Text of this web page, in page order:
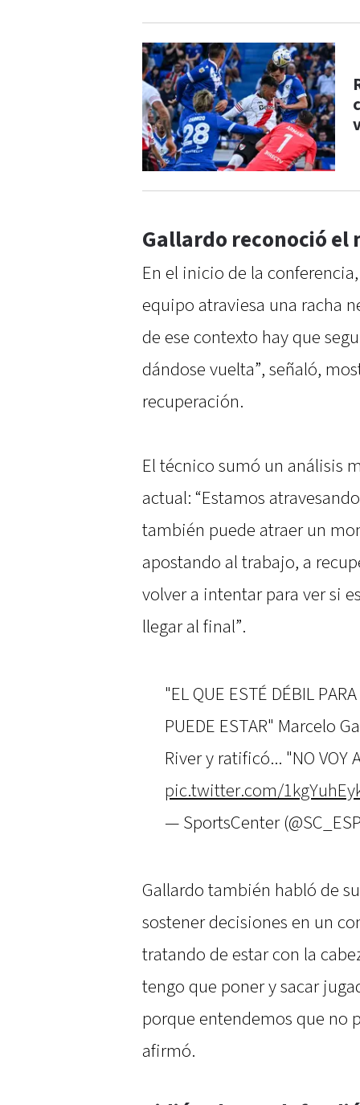
Gallardo reconoció
En el inicio de la
equipo atraviesa una racha
de ese contexto hay que
dándose vuelta”, señaló,
recuperación.
El técnico sumó un análisis
actual: “Estamos
también puede atraer un
apostando al trabajo, a
volver a intentar para ver si
llegar al final”.
"EL QUE ESTÉ DÉBIL
PUEDE ESTAR" Marcelo
River y ratificó... "NO VOY
pic.twitter.com/
— SportsCenter
Gallardo también habló de
sostener decisiones en un
tratando de estar con la
tengo que poner y sacar
porque entendemos que no
afirmó.